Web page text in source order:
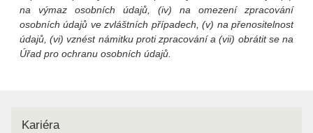
na výmaz osobních údajů, (iv) na omezení zpracování
osobních údajů ve zvláštních případech, (v) na přenositelnost
údajů, (vi) vznést námitku proti zpracování a (vii) obrátit se na
Úřad pro ochranu osobních údajů.
Kariéra